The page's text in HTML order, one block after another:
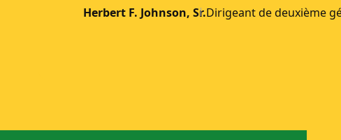
Herbert F. Johnson, Sr.Dirigeant de deuxième